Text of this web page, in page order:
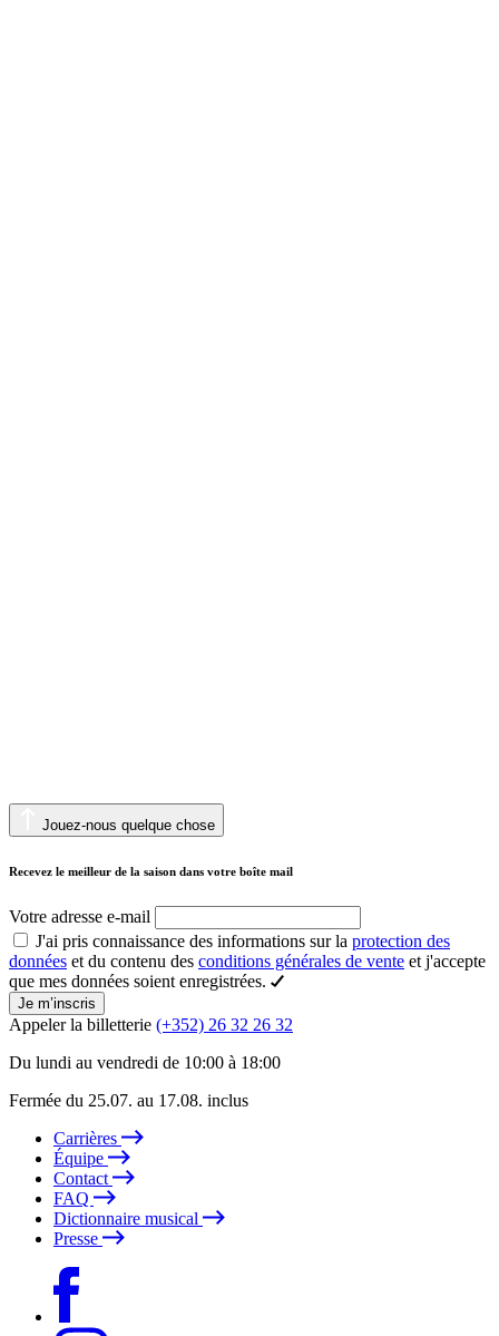
Jouez-nous quelque chose
Recevez le meilleur de la saison dans votre boîte mail
Votre adresse e-mail
J'ai pris connaissance des informations sur la protection des
données et du contenu des conditions générales de vente et j'accepte
que mes données soient enregistrées.
Je m’inscris
Appeler la billetterie (+352) 26 32 26 32
Du lundi au vendredi de 10:00 à 18:00
Fermée du 25.07. au 17.08. inclus
Carrières
Équipe
Contact
FAQ
Dictionnaire musical
Presse